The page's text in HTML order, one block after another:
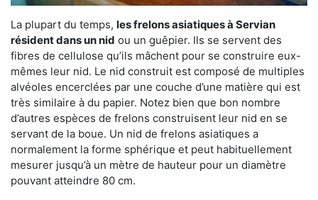
La plupart du temps, les frelons asiatiques à Servian
résident dans un nid ou un guêpier. Ils se servent des
fibres de cellulose qu’ils mâchent pour se construire eux-
mêmes leur nid. Le nid construit est composé de multiples
alvéoles encerclées par une couche d’une matière qui est
très similaire à du papier. Notez bien que bon nombre
d’autres espèces de frelons construisent leur nid en se
servant de la boue. Un nid de frelons asiatiques a
normalement la forme sphérique et peut habituellement
mesurer jusqu’à un mètre de hauteur pour un diamètre
pouvant atteindre 80 cm.